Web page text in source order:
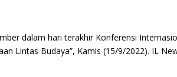
dalam hari terakhir Konferensi
Lintas Budaya”, Kamis (15/9/2022). IL